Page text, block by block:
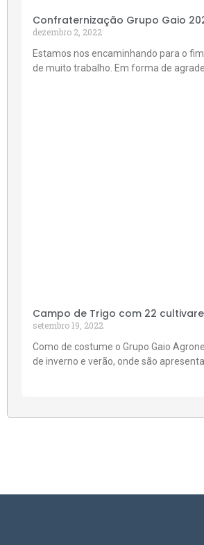
Confraternização Grupo Gaio
dezembro 2, 2022
Estamos nos encaminhando para o
de muito trabalho. Em forma de
Campo de Trigo com 22
setembro 19, 2022
Como de costume o Grupo Gaio
de inverno e verão, onde são